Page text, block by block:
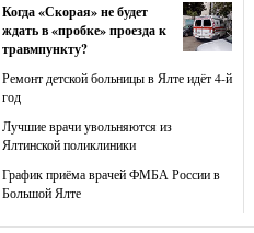
Когда «Скорая» не будет
ждать в «пробке» проезда к
травмпункту?
Ремонт детской больницы в Ялте идёт 4-й
год
Лучшие врачи увольняются из
Ялтинской поликлиники
График приёма врачей ФМБА России в
Большой Ялте